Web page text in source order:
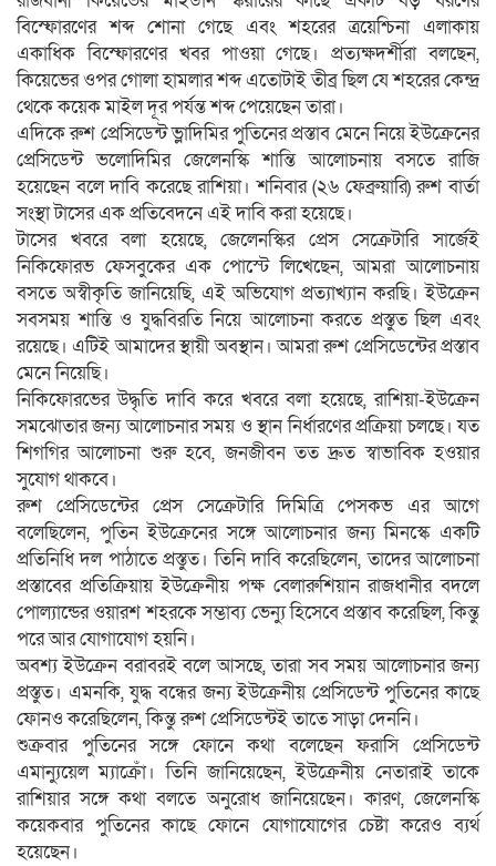
বিস্ফোরণের শব্দ শোনা গেছে এবং শহরের ত্রয়েশ্চিনা এলাকায়
একাধিক বিস্ফোরণের খবর পাওয়া গেছে। প্রত্যক্ষদর্শীরা বলছেন,
কিয়েভের ওপর গোলা হামলার শব্দ এতোটাই তীব্র ছিল যে শহরের কেন্দ্র
থেকে কয়েক মাইল দূর পর্যন্ত শব্দ পেয়েছেন তারা।
এদিকে রুশ প্রেসিডেন্ট ভ্লাদিমির পুতিনের প্রস্তাব মেনে নিয়ে ইউক্রেনের
প্রেসিডেন্ট ভলোদিমির জেলেনস্কি শান্তি আলোচনায় বসতে রাজি
হয়েছেন বলে দাবি করেছে রাশিয়া। শনিবার (২৬ ফেব্রুয়ারি) রুশ বার্তা
সংস্থা টাসের এক প্রতিবেদনে এই দাবি করা হয়েছে।
টাসের খবরে বলা হয়েছে, জেলেনস্কির প্রেস সেক্রেটারি সার্জেই
নিকিফোরভ ফেসবুকের এক পোস্টে লিখেছেন, আমরা আলোচনায়
বসতে অস্বীকৃতি জানিয়েছি, এই অভিযোগ প্রত্যাখ্যান করছি। ইউক্রেন
সবসময় শান্তি ও যুদ্ধবিরতি নিয়ে আলোচনা করতে প্রস্তুত ছিল এবং
রয়েছে। এটিই আমাদের স্থায়ী অবস্থান। আমরা রুশ প্রেসিডেন্টের প্রস্তাব
মেনে নিয়েছি।
নিকিফোরভের উদ্ধৃতি দাবি করে খবরে বলা হয়েছে, রাশিয়া-ইউক্রেন
সমঝোতার জন্য আলোচনার সময় ও স্থান নির্ধারণের প্রক্রিয়া চলছে। যত
শিগগির আলোচনা শুরু হবে, জনজীবন তত দ্রুত স্বাভাবিক হওয়ার
সুযোগ থাকবে।
রুশ প্রেসিডেন্টের প্রেস সেক্রেটারি দিমিত্রি পেসকভ এর আগে
বলেছিলেন, পুতিন ইউক্রেনের সঙ্গে আলোচনার জন্য মিনস্কে একটি
প্রতিনিধি দল পাঠাতে প্রস্তুত। তিনি দাবি করেছিলেন, তাদের আলোচনা
প্রস্তাবের প্রতিক্রিয়ায় ইউক্রেনীয় পক্ষ বেলারুশিয়ান রাজধানীর বদলে
পোল্যান্ডের ওয়ারশ শহরকে সম্ভাব্য ভেন্যু হিসেবে প্রস্তাব করেছিল, কিন্তু
পরে আর যোগাযোগ হয়নি।
অবশ্য ইউক্রেন বরাবরই বলে আসছে, তারা সব সময় আলোচনার জন্য
প্রস্তুত। এমনকি, যুদ্ধ বন্ধের জন্য ইউক্রেনীয় প্রেসিডেন্ট পুতিনের কাছে
ফোনও করেছিলেন, কিন্তু রুশ প্রেসিডেন্টই তাতে সাড়া দেননি।
শুক্রবার পুতিনের সঙ্গে ফোনে কথা বলেছেন ফরাসি প্রেসিডেন্ট
এমান্যুয়েল ম্যাক্রোঁ। তিনি জানিয়েছেন, ইউক্রেনীয় নেতারাই তাকে
রাশিয়ার সঙ্গে কথা বলতে অনুরোধ জানিয়েছেন। কারণ, জেলেনস্কি
কয়েকবার পুতিনের কাছে ফোনে যোগাযোগের চেষ্টা করেও ব্যর্থ
হয়েছেন।